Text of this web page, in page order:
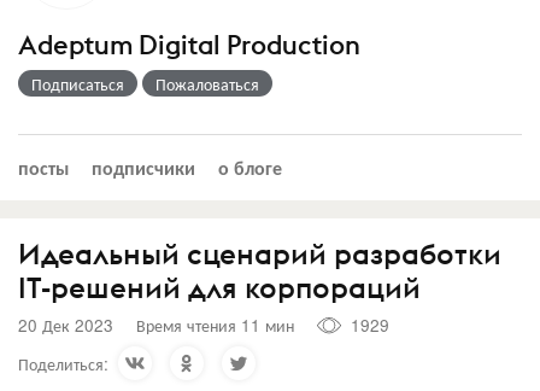
Adeptum Digital Production
Подписаться Пожаловаться
посты подписчики о блоге
Идеальный сценарий разработки
IT-решений для корпораций
20 Дек 2023 Время чтения 11 мин
1929
Поделиться: